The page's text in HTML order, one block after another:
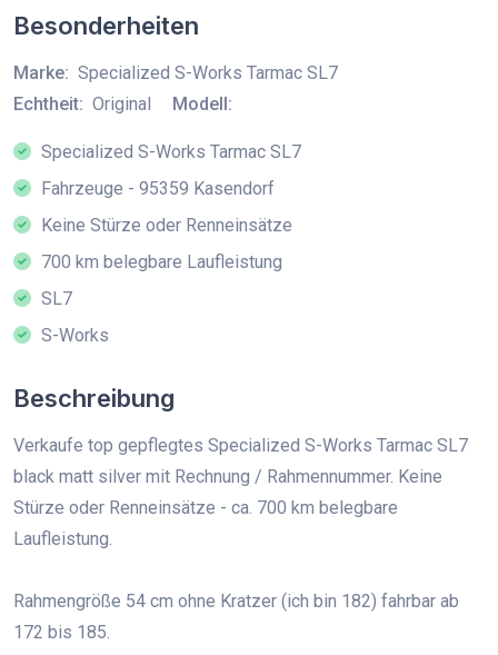
Besonderheiten
Marke: Specialized S-Works Tarmac SL7
Echtheit: Original Modell:
Specialized S-Works Tarmac SL7
Fahrzeuge - 95359 Kasendorf
Keine Stürze oder Renneinsätze
700 km belegbare Laufleistung
SL7
S-Works
Beschreibung
Verkaufe top gepflegtes Specialized S-Works Tarmac SL7
black matt silver mit Rechnung / Rahmennummer. Keine
Stürze oder Renneinsätze - ca. 700 km belegbare
Laufleistung.
Rahmengröße 54 cm ohne Kratzer (ich bin 182) fahrbar ab
172 bis 185.